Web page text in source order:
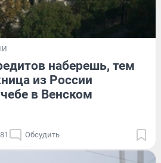
наберешь, тем
из России
в Венском
Обсудить